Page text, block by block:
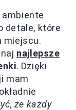
detale, które
miejscu.
najlepsze
. Dzięki
mam
że każdy